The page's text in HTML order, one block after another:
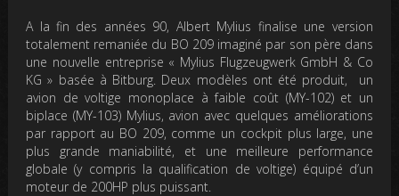
A la fin des années 90, Albert Mylius finalise une version
totalement remaniée du BO 209 imaginé par son père dans
une nouvelle entreprise « Mylius Flugzeugwerk GmbH & Co
KG » basée à Bitburg. Deux modèles ont été produit, un
avion de voltige monoplace à faible coût (MY-102) et un
biplace (MY-103) Mylius, avion avec quelques améliorations
par rapport au BO 209, comme un cockpit plus large, une
plus grande maniabilité, et une meilleure performance
globale (y compris la qualification de voltige) équipé d’un
moteur de 200HP plus puissant.